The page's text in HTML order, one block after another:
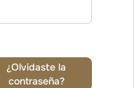
¿Olvidaste la
contraseña?